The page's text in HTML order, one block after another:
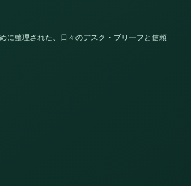
に整理された、日々のデスク・ブリーフと信頼